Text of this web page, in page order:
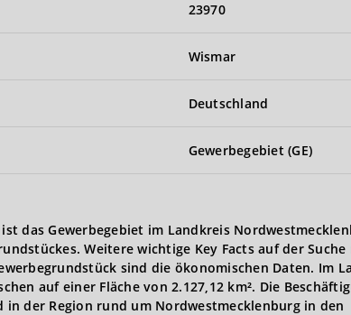
23970
Wismar
Deutschland
Gewerbegebiet (GE)
das Gewerbegebiet im Landkreis
Weitere wichtige Key Facts auf der Suche
sind die ökonomischen Daten. Im
auf einer Fläche von 2.127,12 km². Die
der Region rund um Nordwestmecklenburg in den